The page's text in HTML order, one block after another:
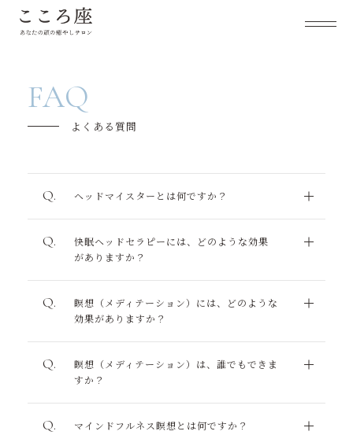
メニュー紹介
ご利用の流れ
セラピスト紹介
お客様の声
心身リセットまでのステップ
FAQ
よくある質問
ヘッドマイスターとは何ですか？
快眠ヘッドセラピーには、どのような効果
がありますか？
瞑想（メディテーション）には、どのような
効果がありますか？
瞑想（メディテーション）は、誰でもできま
すか？
マインドフルネス瞑想とは何ですか？